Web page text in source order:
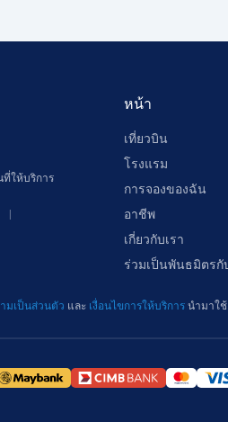
ที่ให้บริการ
หน้า
เที่ยวบิน
โรงแรม
การจองของฉัน
อาชีพ
เกี่ยวกับเรา
ร่วมเป็นพันธมิตรกั
มเป็นส่วนตัว และ เงื่อนไขการให้บริการ นำมาใช้.